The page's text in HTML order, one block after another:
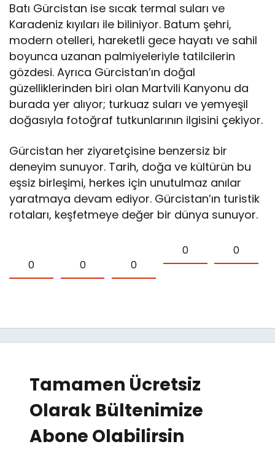
Batı Gürcistan ise sıcak termal suları ve
Karadeniz kıyıları ile biliniyor. Batum şehri,
modern otelleri, hareketli gece hayatı ve sahil
boyunca uzanan palmiyeleriyle tatilcilerin
gözdesi. Ayrıca Gürcistan’ın doğal
güzelliklerinden biri olan Martvili Kanyonu da
burada yer alıyor; turkuaz suları ve yemyeşil
doğasıyla fotoğraf tutkunlarının ilgisini çekiyor.
Gürcistan her ziyaretçisine benzersiz bir
deneyim sunuyor. Tarih, doğa ve kültürün bu
eşsiz birleşimi, herkes için unutulmaz anılar
yaratmaya devam ediyor. Gürcistan’ın turistik
rotaları, keşfetmeye değer bir dünya sunuyor.
0 0 0
0 0
Tamamen Ücretsiz
Olarak Bültenimize
Abone Olabilirsin